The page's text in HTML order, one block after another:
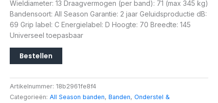
Wieldiameter: 13 Draagvermogen (per band): 71 (max 345 kg)
Bandensoort: All Season Garantie: 2 jaar Geluidsproductie dB:
69 Grip label: C Energielabel: D Hoogte: 70 Breedte: 145
Universeel toepasbaar
Bestellen
Artikelnummer: 18b2961fe8f4
Categorieën: All Season banden, Banden, Onderstel &